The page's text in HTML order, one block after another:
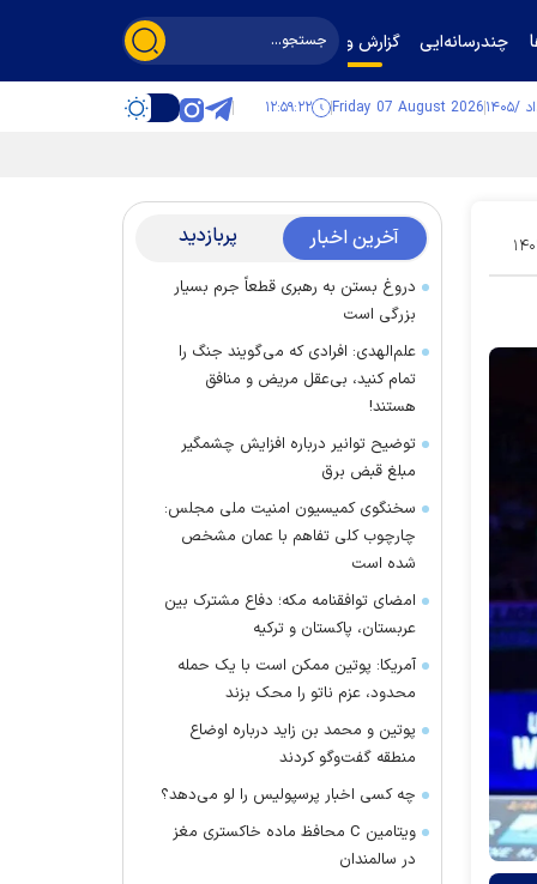
چندرسانه‌ایی گزارش و گفت‌وگو
Friday 07 August 2026 ۱۲:۵۹:۲۲
۲۶ آخرین اخبار پربازدید
دروغ بستن به رهبری قطعاً جرم بسیار
بزرگی است
علم‌الهدی: افرادی که می‌گویند جنگ را
تمام کنید، بی‌عقل مریض و منافق
هستند!
توضیح توانیر درباره افزایش چشمگیر
مبلغ قبض برق
سخنگوی کمیسیون امنیت ملی مجلس:
چارچوب کلی تفاهم با عمان مشخص
شده است
امضای توافقنامه مکه؛ دفاع مشترک بین
عربستان، پاکستان و ترکیه
آمریکا: پوتین ممکن است با یک حمله
محدود، عزم ناتو را محک بزند
پوتین و محمد بن زاید درباره اوضاع
منطقه گفت‌وگو کردند
چه کسی اخبار پرسپولیس را لو می‌دهد؟
ویتامین C محافظ ماده خاکستری مغز
در سالمندان